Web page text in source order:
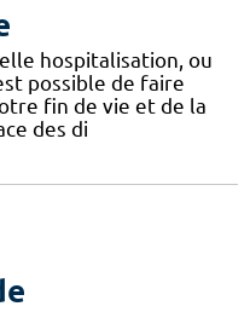
hospitalisation, ou
possible de faire
fin de vie et de la
des di